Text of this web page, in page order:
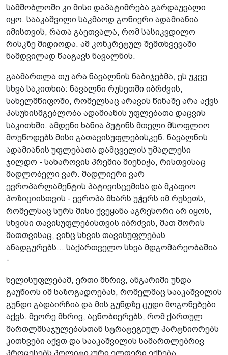
სამშობლოში კი მისი დაპატიმრება გარდაუვალი
იყო. სააკაშვილი საკმაოდ გონიერი ადამიანია
იმისთვის, რათა გაეთვალა, რომ სასიკვდილო
რისკზე მიდიოდა. ამ კონკრეტულ შემთხვევაში
ნამდვილად წააგავს ნავალნის.
გაამართლა თუ არა ნავალნის ნაბიჯებმა, ეს უკვე
სხვა საკითხია: ნავალნი რუსეთში იბრძვის,
სახელმწიფოში, რომელსაც არავის წინაშე არა აქვს
პასუხისმგებლობა ადამიანის უფლებათა დაცვის
საკითხში. ამდენი ხანია პუტინს მთელი მსოფლიო
მოუწოდებს მისი გათავისუფლებისკენ. ნავალნის
ადამიანის უფლებათა დამცველის უმაღლესი
ჯილდო - სახაროვის პრემია მიენიჭა, რისთვისაც
მადლობელი ვარ. მადლიერი ვარ
ევროპარლამენტის პატივისცემისა და მკაფიო
პოზიციისთვის - ევროპა მხარს უჭერს იმ რუსეთს,
რომელსაც სურს მისი ქვეყანა აგრესორი არ იყოს,
სხვისი თავისუფლებისთვის იბრძვის, მათ შორის
მათთვისაც, ვინც სხვის თავისუფლებას
ანადგურებს... საქართველო სხვა მდგომარეობაშია
-
ხელისუფლებამ, ერთი მხრივ, ანგარიში უნდა
გაუწიოს იმ საზოგადოებას, რომელმაც სააკაშვილის
გუნდი გადაირჩია და მის გუნდზე ცუდი მოგონებები
აქვს. მეორე მხრივ, აცნობიერებს, რომ ქართულ
მართლმსაჯულებასთან სტრატეგიულ პარტნიორებს
კითხვები აქვთ და სააკაშვილის სამართლებრივ
პროცესებს პოლიტიკური ელფერი ექნება.